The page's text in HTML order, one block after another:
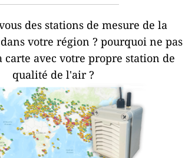
des stations de mesure de la
votre région ? pourquoi ne pas
avec votre propre station de
qualité de l'air ?